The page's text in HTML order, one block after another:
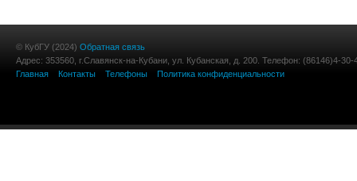
© КубГУ (2024) Обратная связь
Адрес: 353560, г.Славянск-на-Кубани, ул. Кубанская, д. 200. Телефон: (86146)4-30-
Главная
Контакты Телефоны Политика конфиденциальности